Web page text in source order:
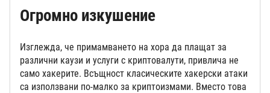
Огромно изкушение
Изглежда, че примамването на хора да плащат за
различни каузи и услуги с криптовалути, привлича не
само хакерите. Всъщност класическите хакерски атаки
са използвани по-малко за криптоизмами. Вместо това